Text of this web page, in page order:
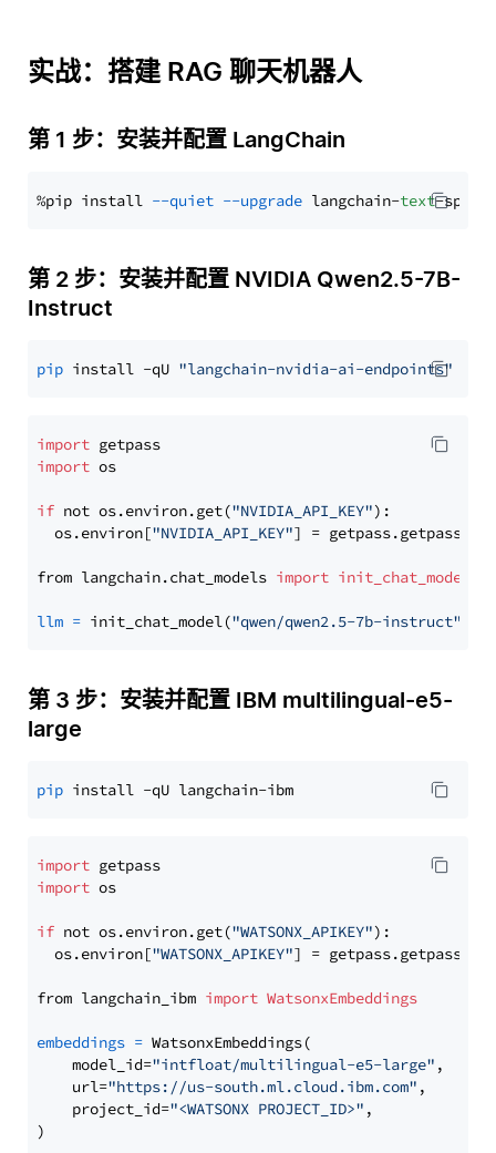
实战：搭建 RAG 聊天机器人
第 1 步：安装并配置 LangChain
%pip install --quiet --upgrade langchain-text
第 2 步：安装并配置 NVIDIA Qwen2.5-7B-
Instruct
pip install -qU "langchain-nvidia-ai-endpoints"
import
import os
if not os.environ.get("NVIDIA_API_KEY"):
  os.environ[
"NVIDIA_API_KEY"] = getpass.getpass(
from langchain.chat_models import init_chat_model
llm = init_chat_model("qwen/qwen2.5-7b-instruct"
第 3 步：安装并配置 IBM multilingual-e5-
large
pip
import
import os
if not os.environ.get("WATSONX_APIKEY"):
  os.environ[
"WATSONX_APIKEY"] = getpass.getpass(
from langchain_ibm import WatsonxEmbeddings
embeddings = WatsonxEmbeddings(
    model_id=
"intfloat/multilingual-e5-large" ,
    url=
"https://us-south.ml.cloud.ibm.com" ,
    project_id=
"<WATSONX PROJECT_ID>" ,